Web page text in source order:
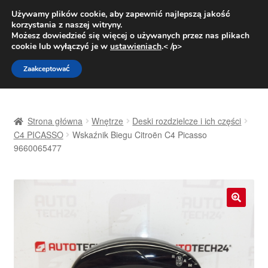
DOSTAWA od 31 zł
Pn.-pt. 9:00-16:00800 003 167
Przejdź
do
nawigacji
Przejdź
do
treści
Dostawa
O nas
Strona główna Wnętrze
Deski rozdzielcze i ich części
C4 PICASSO
Wskaźnik Biegu Citroën C4 Picasso
9660065477
Używamy plików cookie, aby zapewnić najlepszą jakość
korzystania z naszej witryny.
Możesz dowiedzieć się więcej o używanych przez nas plikach
cookie lub wyłączyć je w ustawieniach.< /p>
Zaakceptować